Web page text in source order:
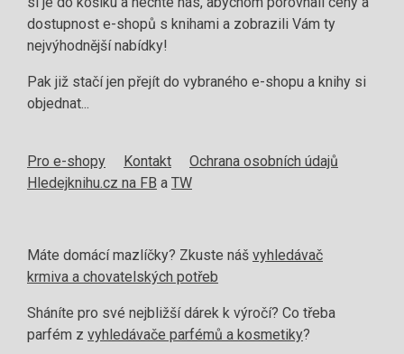
dostupnost e-shopů s knihami a zobrazili Vám ty
nejvýhodnější nabídky!
Pak již stačí jen přejít do vybraného e-shopu a knihy si
objednat...
Pro e-shopy Kontakt
Ochrana osobních údajů
Hledejknihu.cz na FB a TW
Máte domácí mazlíčky? Zkuste náš vyhledávač
krmiva a chovatelských potřeb
Sháníte pro své nejbližší dárek k výročí? Co třeba
parfém z vyhledávače parfémů a kosmetiky?